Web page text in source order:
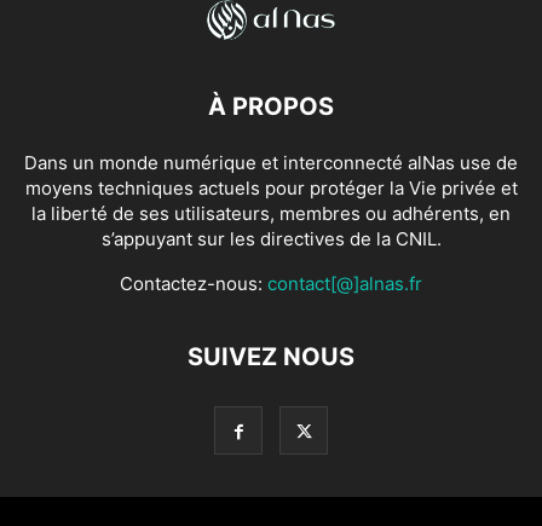
À PROPOS
Dans un monde numérique et interconnecté alNas use de
moyens techniques actuels pour protéger la Vie privée et
la liberté de ses utilisateurs, membres ou adhérents, en
s’appuyant sur les directives de la CNIL.
Contactez-nous: contact[@]alnas.fr
SUIVEZ NOUS